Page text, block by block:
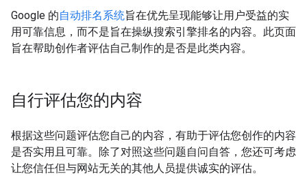
Google 的自动排名系统旨在优先呈现能够让用户受益的实
用可靠信息，而不是旨在操纵搜索引擎排名的内容。此页面
旨在帮助创作者评估自己制作的是否是此类内容。
自行评估您的内容
根据这些问题评估您自己的内容，有助于评估您创作的内容
是否实用且可靠。除了对照这些问题自问自答，您还可考虑
让您信任但与网站无关的其他人员提供诚实的评估。